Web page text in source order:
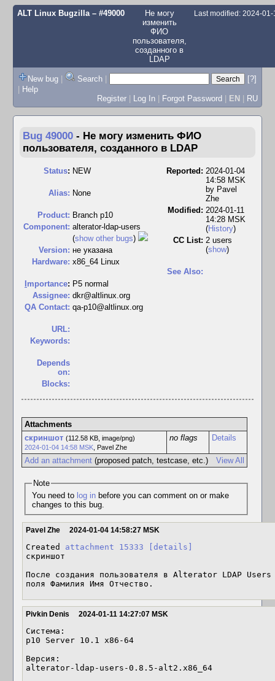
ALT Linux Bugzilla– #49000
Не могу
изменить
ФИО
пользователя,
созданного в
LDAP
Last modified: 2024-
New bug | Search |
[?]
| Help
Register | Log In | Forgot Password | EN | RU
Bug 49000 - Не могу изменить ФИО
пользователя, созданного в LDAP
Status: NEW
Alias: None
Product: Branch p10
Component: alterator-ldap-users
(show other bugs)
Version: не указана
Hardware: x86_64 Linux
mportance: P5 normal
Assignee: dkr@altlinux.org
QA Contact: qa-p10@altlinux.org
URL:
Keywords:
Depends
on:
Blocks:
Reported: 2024-01-04
14:58 MSK
by Pavel
Zhe
Modified: 2024-01-11
14:28 MSK
(History)
CC List: 2 users
(show)
See Also:
Attachments
скриншот (112.58 KB, image/png)
2024-01-04 14:58 MSK, Pavel Zhe
no flags Details
View All
Add an attachment(proposed patch, testcase, etc.)
Note
You need to log inbefore you can comment on or make
changes to this bug.
Pavel Zhe 2024-01-04 14:58:27 MSK
Created attachment 15333
[details]
скриншот
После создания пользователя в Alterator LDAP Users
поля Фамилия Имя Отчество.
Pivkin Denis 2024-01-11 14:27:07 MSK
Система:
p10 Server 10.1 x86-64
Версия:
alterator-ldap-users-0.8.5-alt2.x86_64